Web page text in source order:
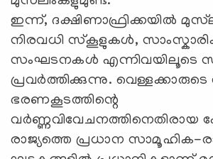
ഇന്ന്, ദക്ഷിണാഫ്രിക്കയിൽ
നിരവധി സ്കൂളുകൾ,
സംഘടനകൾ എന്നിവയിലൂടെ
പ്രവർത്തിക്കുന്നു. വെള്ളക്കാരുടെ
ഭരണകൂടത്തിന്റെ
വർണ്ണവിവേചനത്തിനെതിരായ
രാജ്യത്തെ പ്രധാന സാമൂഹിക-